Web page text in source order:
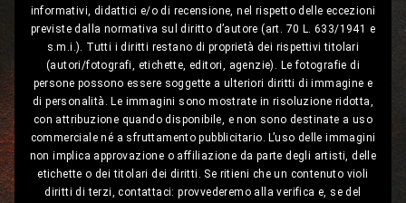
informativi, didattici e/o di recensione, nel rispetto delle eccezioni
previste dalla normativa sul diritto d’autore (art. 70 L. 633/1941 e
s.m.i.). Tutti i diritti restano di proprietà dei rispettivi titolari
(autori/fotografi, etichette, editori, agenzie). Le fotografie di
persone possono essere soggette a ulteriori diritti di immagine e
di personalità. Le immagini sono mostrate in risoluzione ridotta,
con attribuzione quando disponibile, e non sono destinate a uso
commerciale né a sfruttamento pubblicitario. L’uso delle immagini
non implica approvazione o affiliazione da parte degli artisti, delle
etichette o dei titolari dei diritti. Se ritieni che un contenuto violi
diritti di terzi, contattaci: provvederemo alla verifica e, se del